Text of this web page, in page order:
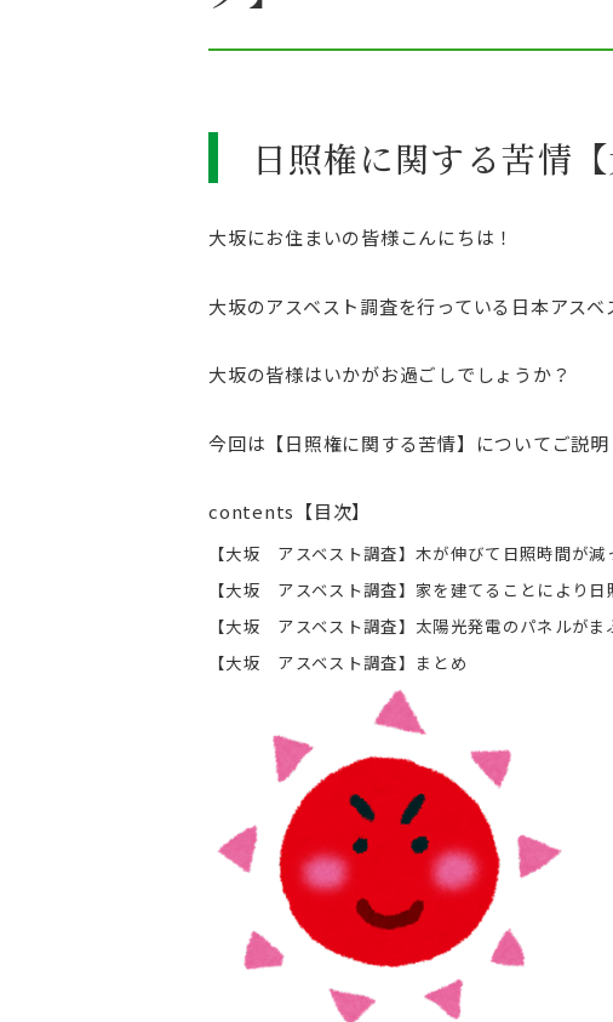
日照権に関する苦情
大坂にお住まいの皆様こんにちは！
大坂のアスベスト調査を行っている日本アス
大坂の皆様はいかがお過ごしでしょうか？
今回は【日照権に関する苦情】についてご説明
contents【目次】
【大坂 アスベスト調査】木が伸びて日照時間が減
【大坂 アスベスト調査】家を建てることにより
【大坂 アスベスト調査】太陽光発電のパネルがま
【大坂 アスベスト調査】まとめ